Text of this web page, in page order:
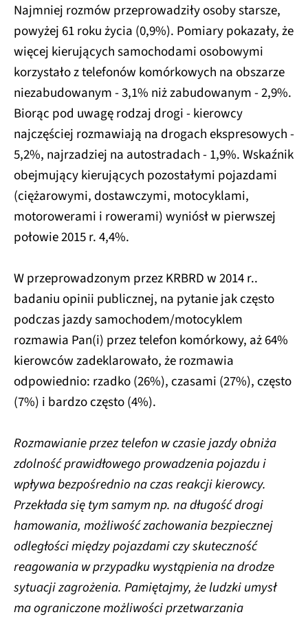
Najmniej rozmów przeprowadziły osoby starsze,
powyżej 61 roku życia (0,9%). Pomiary pokazały, że
więcej kierujących samochodami osobowymi
korzystało z telefonów komórkowych na obszarze
niezabudowanym - 3,1% niż zabudowanym - 2,9%.
Biorąc pod uwagę rodzaj drogi - kierowcy
najczęściej rozmawiają na drogach ekspresowych -
5,2%, najrzadziej na autostradach - 1,9%. Wskaźnik
obejmujący kierujących pozostałymi pojazdami
(ciężarowymi, dostawczymi, motocyklami,
motorowerami i rowerami) wyniósł w pierwszej
połowie 2015 r. 4,4%.
W przeprowadzonym przez KRBRD w 2014 r..
badaniu opinii publicznej, na pytanie jak często
podczas jazdy samochodem/motocyklem
rozmawia Pan(i) przez telefon komórkowy, aż 64%
kierowców zadeklarowało, że rozmawia
odpowiednio: rzadko (26%), czasami (27%), często
(7%) i bardzo często (4%).
Rozmawianie przez telefon w czasie jazdy obniża
zdolność prawidłowego prowadzenia pojazdu i
wpływa bezpośrednio na czas reakcji kierowcy.
Przekłada się tym samym np. na długość drogi
hamowania, możliwość zachowania bezpiecznej
odległości między pojazdami czy skuteczność
reagowania w przypadku wystąpienia na drodze
sytuacji zagrożenia. Pamiętajmy, że ludzki umysł
ma ograniczone możliwości przetwarzania